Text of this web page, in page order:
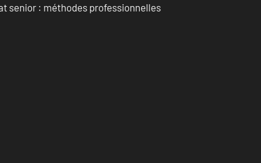
senior : méthodes professionnelles